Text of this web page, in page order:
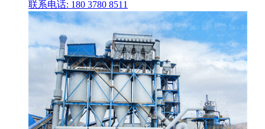
联系电话: 180 3780 8511